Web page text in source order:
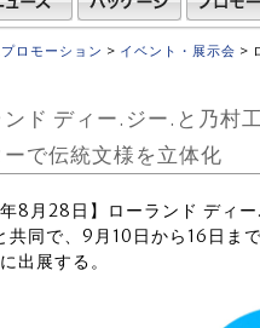
ロモーション > イベント・展示会 >
ンド ディー.ジー.と乃
ーで伝統文様を立体化
年8月28日】ローランド ディ
共同で、9月10日から16日ま
出展する。